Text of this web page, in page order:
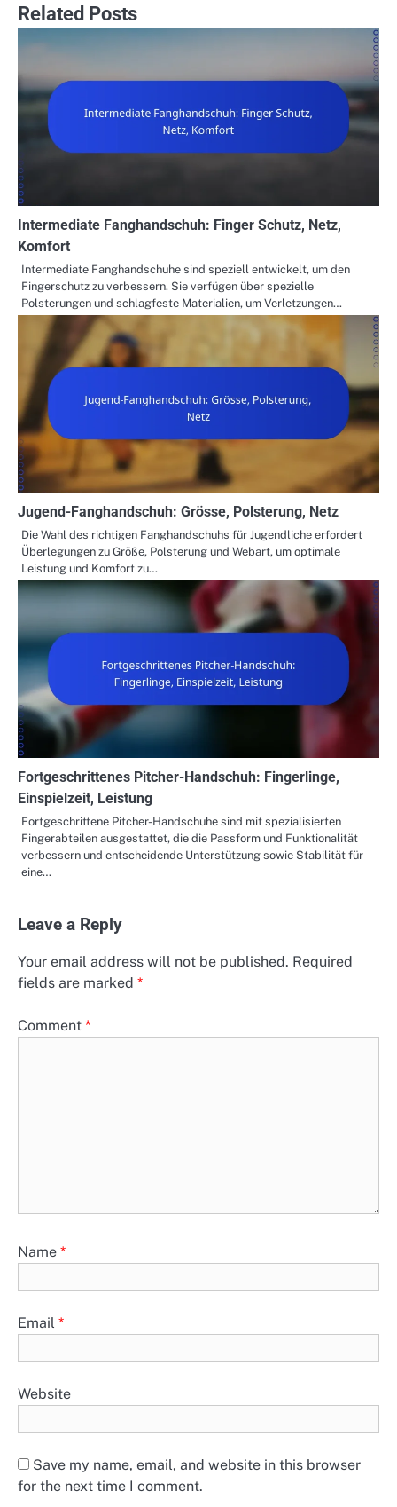
Related Posts
Intermediate Fanghandschuh: Finger Schutz, Netz,
Komfort
Intermediate Fanghandschuhe sind speziell entwickelt, um den
Fingerschutz zu verbessern. Sie verfügen über spezielle
Polsterungen und schlagfeste Materialien, um Verletzungen…
Jugend-Fanghandschuh: Grösse, Polsterung, Netz
Die Wahl des richtigen Fanghandschuhs für Jugendliche erfordert
Überlegungen zu Größe, Polsterung und Webart, um optimale
Leistung und Komfort zu…
Fortgeschrittenes Pitcher-Handschuh: Fingerlinge,
Einspielzeit, Leistung
Fortgeschrittene Pitcher-Handschuhe sind mit spezialisierten
Fingerabteilen ausgestattet, die die Passform und Funktionalität
verbessern und entscheidende Unterstützung sowie Stabilität für
eine…
Leave a Reply
Your email address will not be published. Required
fields are marked *
Comment *
Name *
Email *
Website
Save my name, email, and website in this browser
for the next time I comment.